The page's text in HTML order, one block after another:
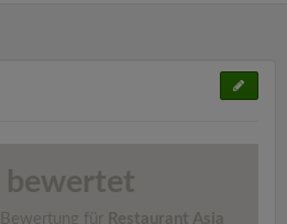
bewertet
für Restaurant Asia